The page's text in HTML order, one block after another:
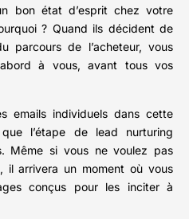
bon état d’esprit chez votre
? Quand ils décident de
parcours de l’acheteur, vous
à vous, avant tous vos
emails individuels dans cette
l’étape de lead nurturing
Même si vous ne voulez pas
il arrivera un moment où vous
conçus pour les inciter à